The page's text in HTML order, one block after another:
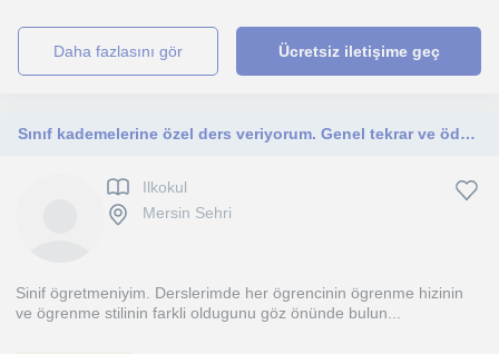
daha fazlasını gör Ücretsiz iletişime geç
Sınıf kademelerine özel ders veriyorum. Genel tekrar ve ödevlere yardımcı oluyorum
Ilkokul
Mersin Sehri
Sinif ögretmeniyim. Derslerimde her ögrencinin ögrenme hizinin
ve ögrenme stilinin farkli oldugunu göz önünde bulun...